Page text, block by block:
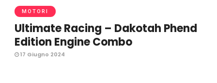
MOTORI
Ultimate Racing – Dakotah Phend
Edition Engine Combo
17 Giugno 2024